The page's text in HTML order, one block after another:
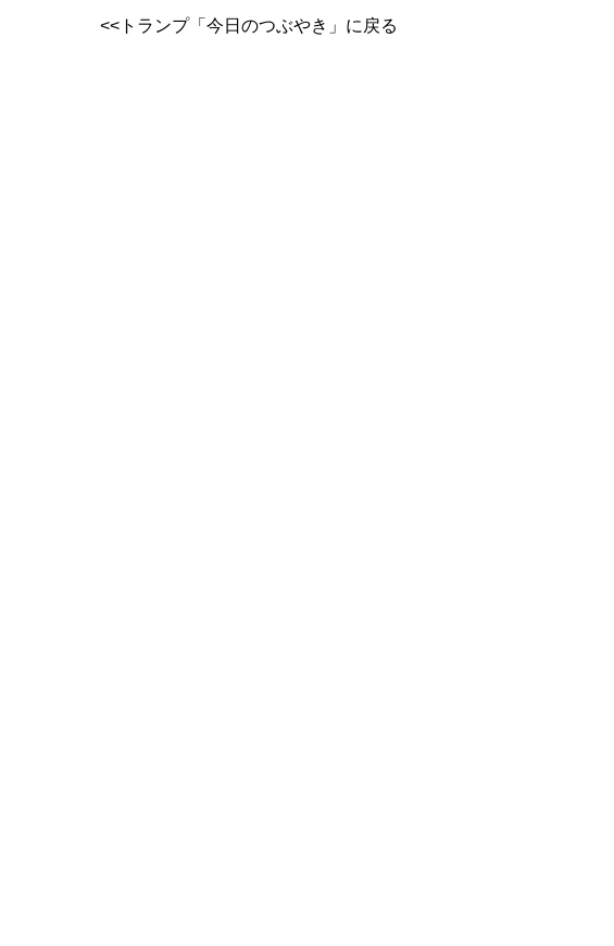
<<トランプ「今日のつぶやき」に戻る